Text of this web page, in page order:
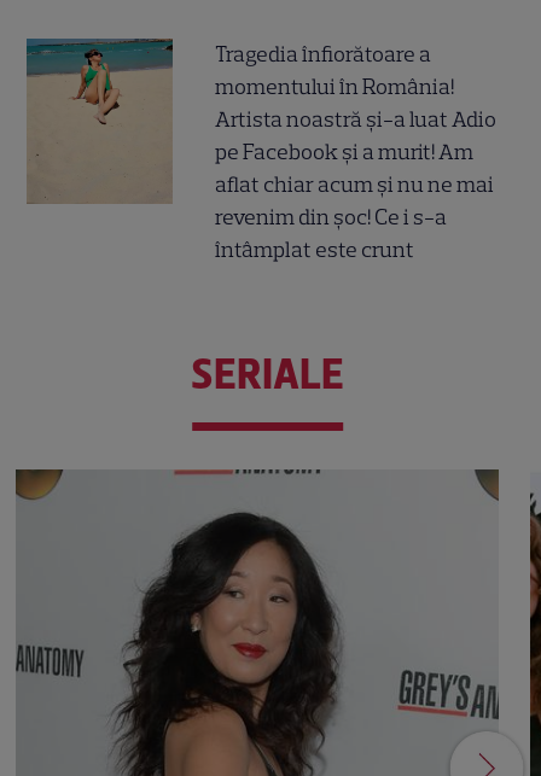
Tragedia înfiorătoare a
momentului în România!
Artista noastră și-a luat Adio
pe Facebook și a murit! Am
aflat chiar acum și nu ne mai
revenim din șoc! Ce i s-a
întâmplat este crunt
SERIALE